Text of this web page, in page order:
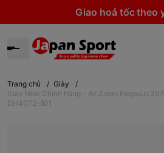
Giao hoả tốc theo
Trang chủ / Giày
/
Giày Nike Chính hãng - Air Zoom Pegasus 39
DH4072-501